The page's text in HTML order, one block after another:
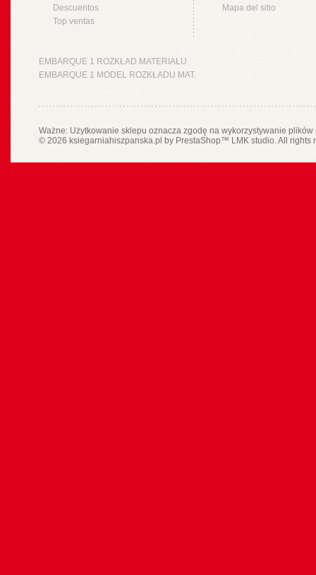
Descuentos
Top ventas
Mapa del sitio
EMBARQUE 1 ROZKŁAD MATERIAŁU
EMBARQUE 1 MODEL ROZKŁADU MAT.
Ważne: Użytkowanie sklepu oznacza zgodę na wykorzystywanie
© 2026 ksiegarniahiszpanska.pl by PrestaShop™ LMK studio. All rights